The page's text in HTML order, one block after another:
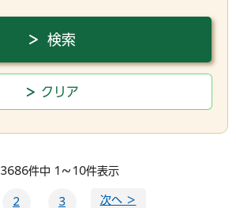
3686件中 1～10件表示
2 3 次へ ＞